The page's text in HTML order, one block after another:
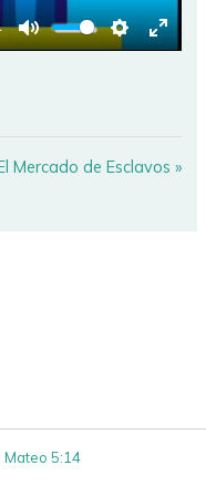
MUTE SETTINGS
Mercado de Esclavos »
Mateo 5:14